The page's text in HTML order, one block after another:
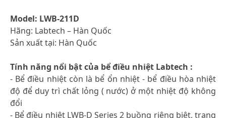
Model: LWB-211D
Hãng: Labtech – Hàn Quốc
Sản xuất tại: Hàn Quốc
Tính năng nổi bật của bể điều nhiệt Labtech :
- Bể điều nhiệt còn là bể ổn nhiệt - bể điều hòa nhiệt
độ để duy trì chất lỏng ( nước) ở một nhiệt độ không
đổi
- Bể điều nhiệt LWB-D Series 2 buồng riêng biệt, trang